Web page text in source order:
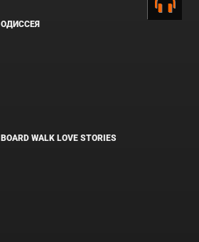
ОДИССЕЯ
BOARD WALK LOVE STORIES